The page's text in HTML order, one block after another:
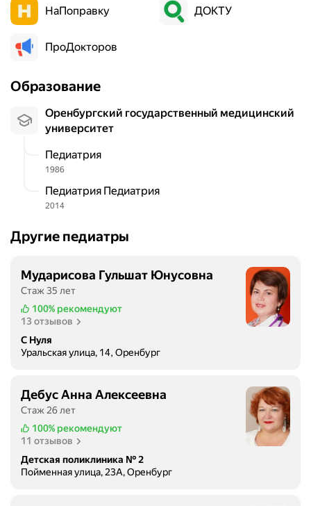
НаПоправку ДОКТУ
ПроДокторов
Образование
Оренбургский государственный медицинский
университет
Педиатрия
1986
Педиатрия Педиатрия
2014
Другие педиатры
Мударисова Гульшат Юнусовна
Стаж 35 лет
100% рекомендуют
13 отзывов
С Нуля
Уральская улица, 14, Оренбург
Дебус Анна Алексеевна
Стаж 26 лет
100% рекомендуют
11 отзывов
Детская поликлиника № 2
Пойменная улица, 23А, Оренбург